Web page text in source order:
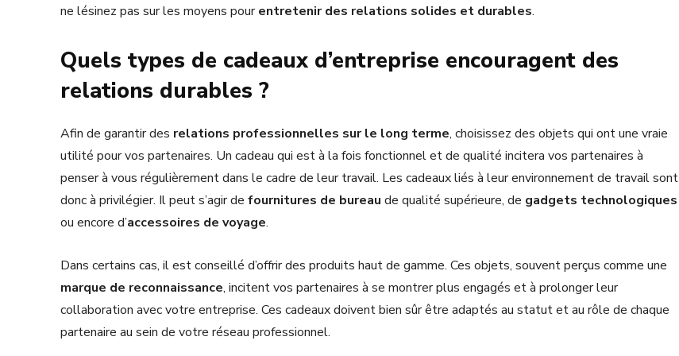
ne lésinez pas sur les moyens pourentretenir des relations solides et durables.
Quels types de cadeaux d’entreprise encouragent des
relations durables ?
Afin de garantir des relations professionnelles sur le long terme, choisissez des objets qui ont une vraie
utilité pour vos partenaires. Un cadeau qui est à la fois fonctionnel et de qualité incitera vos partenaires à
penser à vous régulièrement dans le cadre de leur travail. Les cadeaux liés à leur environnement de travail sont
donc à privilégier. Il peut s’agir de fournitures de bureau de qualité supérieure, de gadgets technologiques
ou encore d’accessoires de voyage.
Dans certains cas, il est conseillé d’offrir des produits haut de gamme. Ces objets, souvent perçus comme une
marque de reconnaissance, incitent vos partenaires à se montrer plus engagés et à prolonger leur
collaboration avec votre entreprise. Ces cadeaux doivent bien sûr être adaptés au statut et au rôle de chaque
partenaire au sein de votre réseau professionnel.